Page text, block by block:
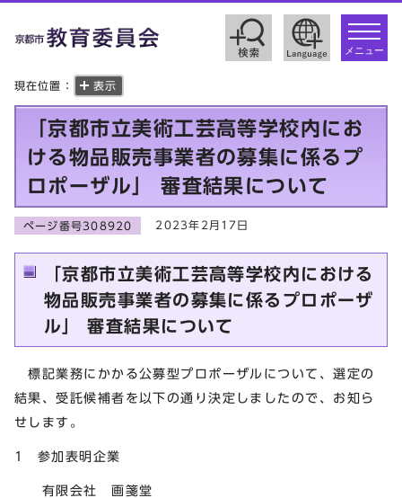
toggle
メニュー
現在位置： 表示
「京都市立美術工芸高等学校内にお
ける物品販売事業者の募集に係るプ
ロポーザル」 審査結果について
ページ番号308920 2023年2月17日
「京都市立美術工芸高等学校内における
物品販売事業者の募集に係るプロポーザ
ル」 審査結果について
標記業務にかかる公募型プロポーザルについて、選定の
結果、受託候補者を以下の通り決定しましたので、お知ら
せします。
1 参加表明企業
有限会社 画箋堂